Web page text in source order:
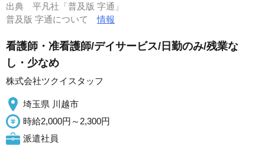
出典 平凡社「普及版 字通」
普及版 字通について情報
看護師・准看護師/デイサービス/日勤のみ/残業な
し・少なめ
株式会社ツクイスタッフ
埼玉県 川越市
時給2,000円～2,300円
派遣社員